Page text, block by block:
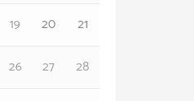
19 20
21
26 27
28